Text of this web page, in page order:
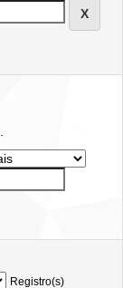
Registro(s)